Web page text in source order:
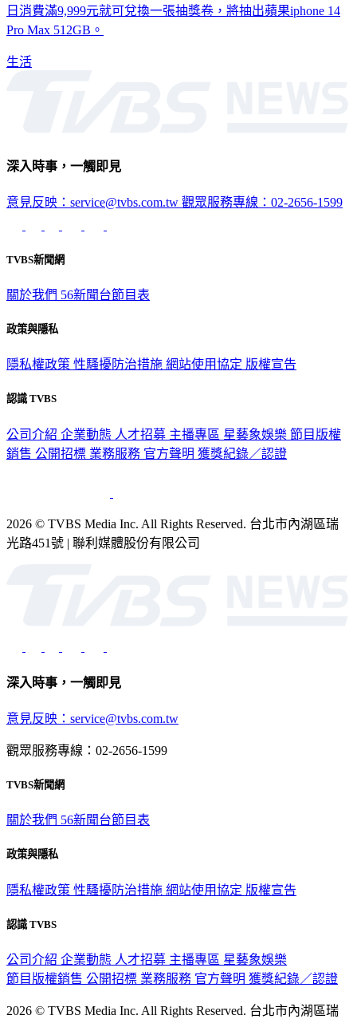
日消費滿9,999元就可兌換一張抽獎卷，將抽出蘋果iphone 14
Pro Max 512GB。
生活
深入時事，一觸即見
意見反映：service@tvbs.com.tw 觀眾服務專線：02-2656-1599
TVBS新聞網
關於我們 56新聞台節目表
政策與隱私
隱私權政策 性騷擾防治措施 網站使用協定 版權宣告
認識 TVBS
公司介紹 企業動態 人才招募 主播專區 星藝象娛樂 節目版權
銷售 公開招標 業務服務 官方聲明 獲獎紀錄／認證
2026 © TVBS Media Inc. All Rights Reserved. 台北市內湖區瑞
光路451號 | 聯利媒體股份有限公司
深入時事，一觸即見
意見反映：service@tvbs.com.tw
觀眾服務專線：02-2656-1599
TVBS新聞網
關於我們 56新聞台節目表
政策與隱私
隱私權政策 性騷擾防治措施 網站使用協定 版權宣告
認識 TVBS
公司介紹 企業動態 人才招募 主播專區 星藝象娛樂
節目版權銷售 公開招標 業務服務 官方聲明 獲獎紀錄／認證
2026 © TVBS Media Inc. All Rights Reserved. 台北市內湖區瑞